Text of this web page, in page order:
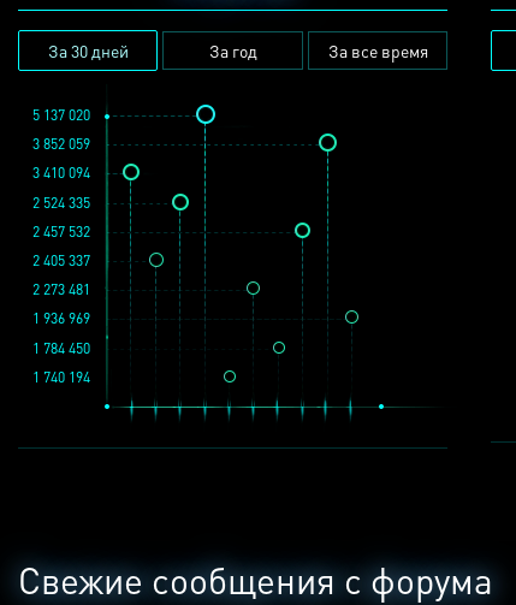
За 30 дней За год За все время
1 936 969
3 852 059
2 457 532
1 784 450
2 273 481
1 740 194
5 137 020
2 524 335
2 405 337
3 410 094
Свежие сообщения с форума